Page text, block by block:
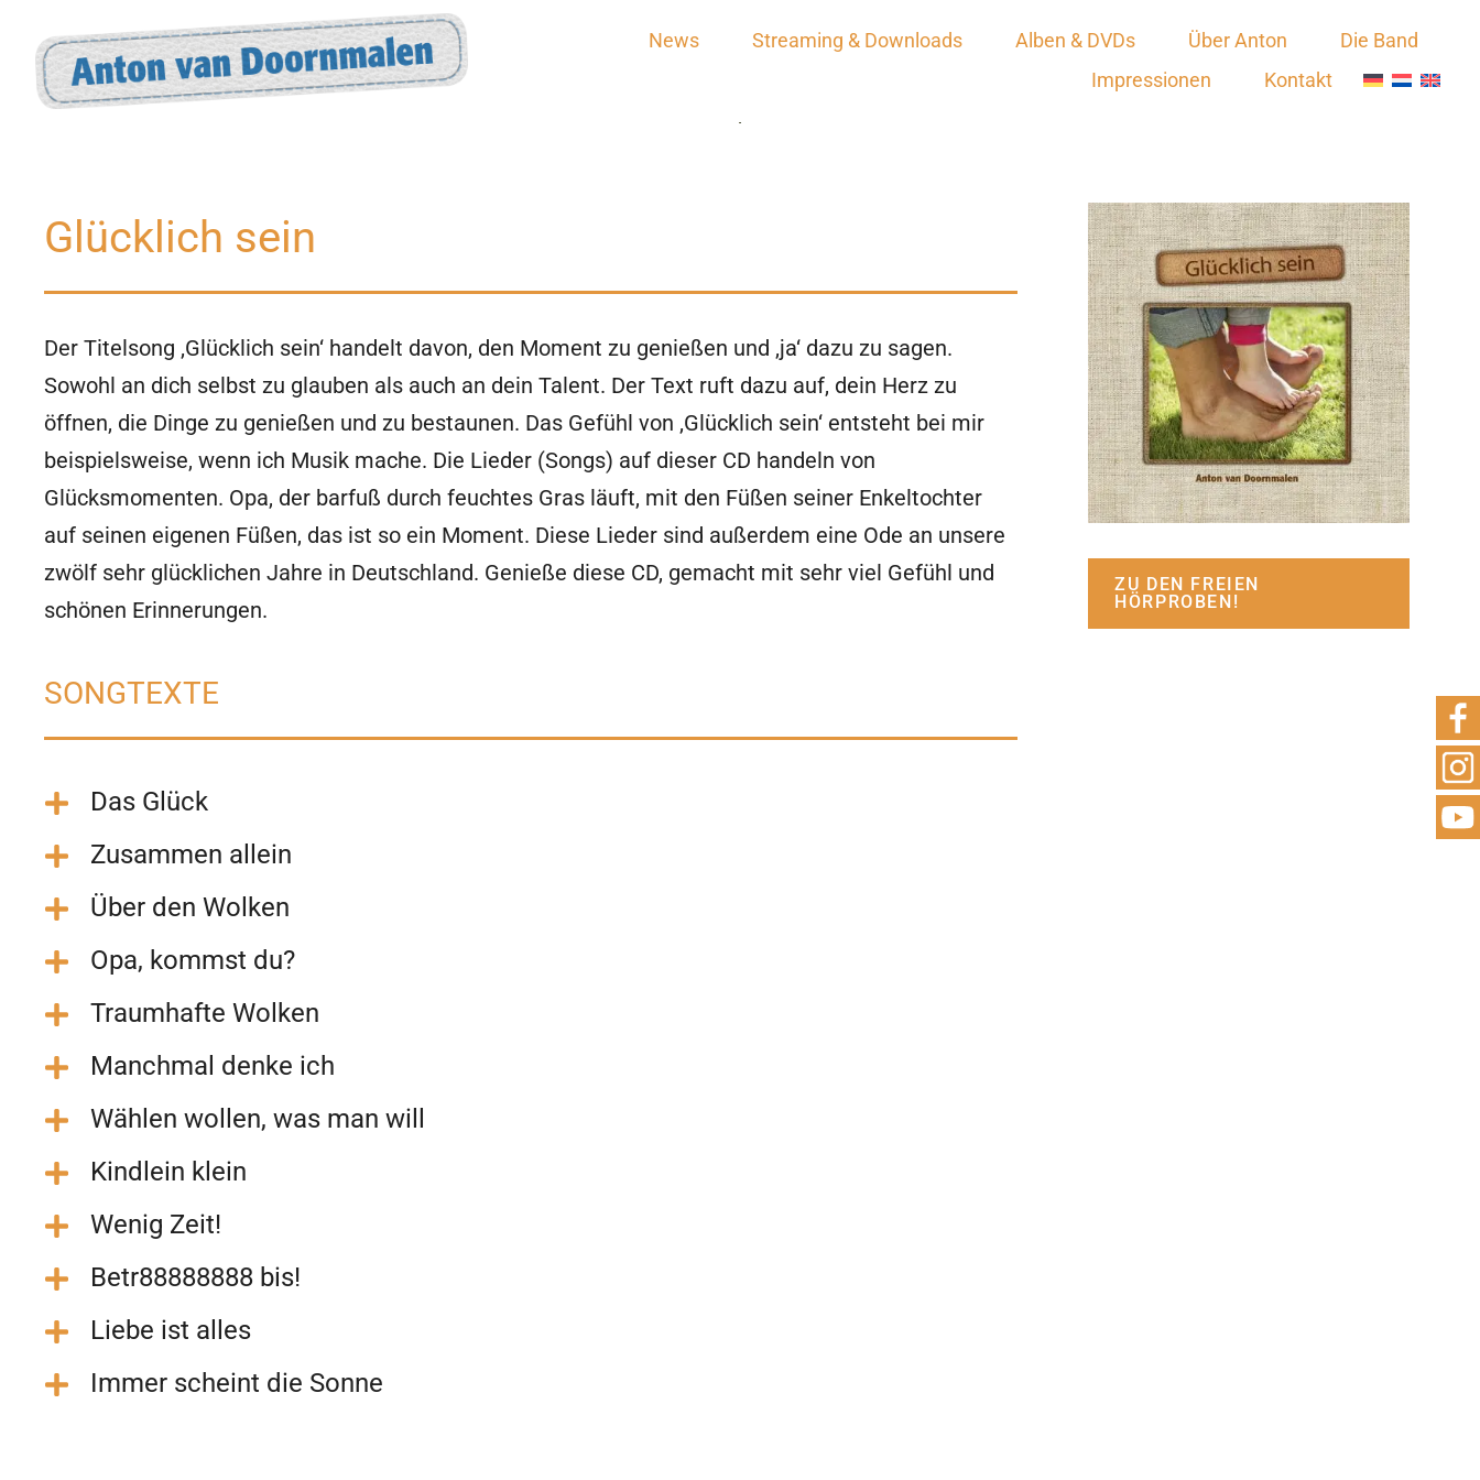
Inhalt
springen
News Streaming & Downloads Alben & DVDs Über Anton
Die Band
Impressionen
Kontakt
Glücklich sein
Der Titelsong ‚Glücklich sein‘ handelt davon, den Moment zu genießen und ‚ja‘ dazu zu sagen.
Sowohl an dich selbst zu glauben als auch an dein Talent. Der Text ruft dazu auf, dein Herz zu
öffnen, die Dinge zu genießen und zu bestaunen. Das Gefühl von ‚Glücklich sein‘ entsteht bei mir
beispielsweise, wenn ich Musik mache. Die Lieder (Songs) auf dieser CD handeln von
Glücksmomenten. Opa, der barfuß durch feuchtes Gras läuft, mit den Füßen seiner Enkeltochter
auf seinen eigenen Füßen, das ist so ein Moment. Diese Lieder sind außerdem eine Ode an unsere
zwölf sehr glücklichen Jahre in Deutschland. Genieße diese CD, gemacht mit sehr viel Gefühl und
schönen Erinnerungen.
SONGTEXTE
Das Glück
Zusammen allein
Über den Wolken
Opa, kommst du?
Traumhafte Wolken
Manchmal denke ich
Wählen wollen, was man will
Kindlein klein
Wenig Zeit!
Betr88888888 bis!
Liebe ist alles
Immer scheint die Sonne
ZU DEN FREIEN
HÖRPROBEN!